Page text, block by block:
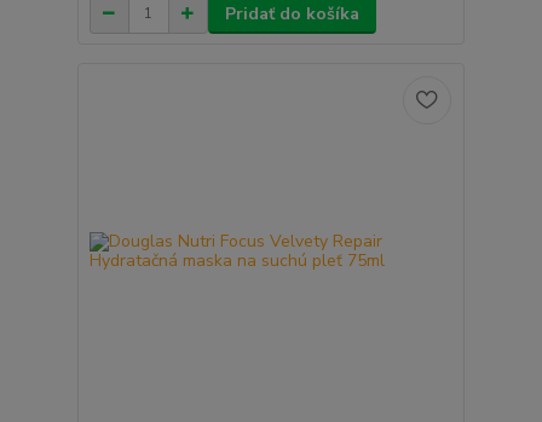
Pridať do košíka